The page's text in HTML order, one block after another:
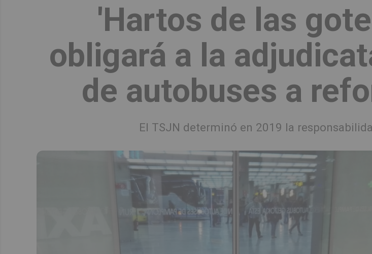
'Hartos de las
obligará a la
de autobuses a
El TSJN determinó en 2019 la